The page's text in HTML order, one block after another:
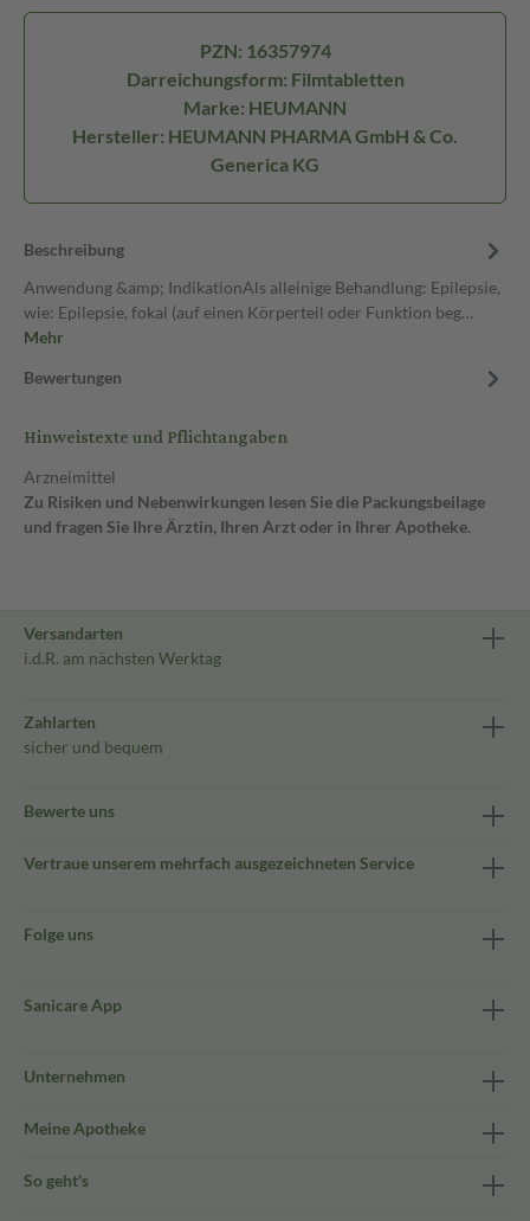
PZN: 16357974
Darreichungsform: Filmtabletten
Marke: HEUMANN
Hersteller: HEUMANN PHARMA GmbH & Co.
Generica KG
Beschreibung
Anwendung &amp; IndikationAls alleinige Behandlung: Epilepsie,
wie: Epilepsie, fokal (auf einen Körperteil oder Funktion beg…
Mehr
Bewertungen
Hinweistexte und Pflichtangaben
Arzneimittel
Zu Risiken und Nebenwirkungen lesen Sie die Packungsbeilage
und fragen Sie Ihre Ärztin, Ihren Arzt oder in Ihrer Apotheke.
Versandarten
i.d.R. am nächsten Werktag
Zahlarten
sicher und bequem
Bewerte uns
Vertraue unserem mehrfach ausgezeichneten Service
Folge uns
Sanicare App
Unternehmen
Meine Apotheke
So geht's